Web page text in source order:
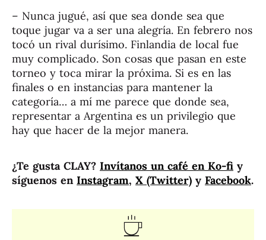
– Nunca jugué, así que sea donde sea que
toque jugar va a ser una alegría. En febrero nos
tocó un rival durísimo. Finlandia de local fue
muy complicado. Son cosas que pasan en este
torneo y toca mirar la próxima. Si es en las
finales o en instancias para mantener la
categoría… a mí me parece que donde sea,
representar a Argentina es un privilegio que
hay que hacer de la mejor manera.
¿Te gusta CLAY? Invítanos un café en Ko-fi y
síguenos en Instagram, X (Twitter) y Facebook.